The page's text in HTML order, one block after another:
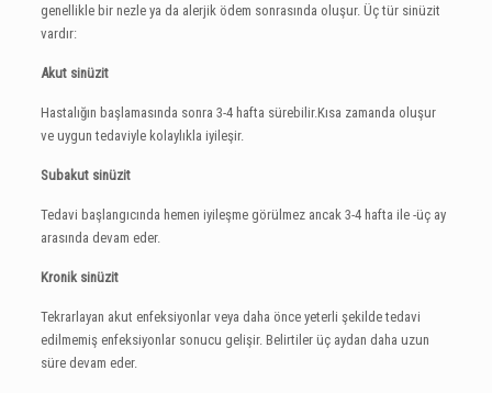
genellikle bir nezle ya da alerjik ödem sonrasında oluşur. Üç tür sinüzit
vardır:
Akut sinüzit
Hastalığın başlamasında sonra 3-4 hafta sürebilir.Kısa zamanda oluşur
ve uygun tedaviyle kolaylıkla iyileşir.
Subakut sinüzit
Tedavi başlangıcında hemen iyileşme görülmez ancak 3-4 hafta ile -üç ay
arasında devam eder.
Kronik sinüzit
Tekrarlayan akut enfeksiyonlar veya daha önce yeterli şekilde tedavi
edilmemiş enfeksiyonlar sonucu gelişir. Belirtiler üç aydan daha uzun
süre devam eder.